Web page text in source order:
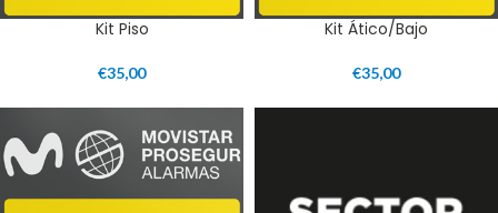
Kit Piso
€35,00
Kit Ático/Bajo
€35,00